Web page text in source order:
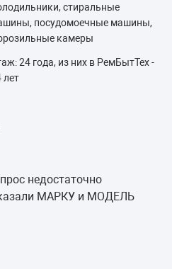
стиральные
посудомоечные машины,
камеры
24 года, из них в РемБытТех -
лет
недостаточно
МАРКУ и МОДЕЛЬ